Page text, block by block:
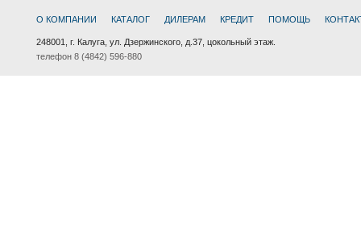
О КОМПАНИИ КАТАЛОГ ДИЛЕРАМ КРЕДИТ ПОМОЩЬ
248001, г. Калуга, ул. Дзержинского, д.37, цокольный этаж.
телефон 8 (4842) 596-880